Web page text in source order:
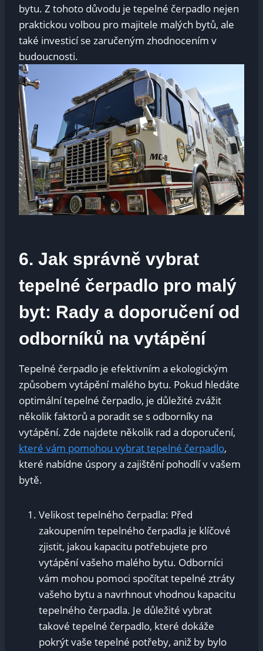
bytu. Z tohoto důvodu je tepelné čerpadlo nejen
praktickou volbou pro majitele malých bytů, ale
také investicí se zaručeným zhodnocením v
budoucnosti.
6. Jak správně vybrat
tepelné čerpadlo pro malý
byt: Rady a doporučení od
odborníků na vytápění
Tepelné čerpadlo je efektivním a ekologickým
způsobem vytápění malého bytu. Pokud hledáte
optimální tepelné čerpadlo, je důležité zvážit
několik faktorů a poradit se s odborníky na
vytápění. Zde najdete několik rad a doporučení,
které vám pomohou vybrat tepelné čerpadlo,
které nabídne úspory a zajištění pohodlí v vašem
bytě.
Velikost tepelného čerpadla: Před
zakoupením tepelného čerpadla je klíčové
zjistit, jakou kapacitu potřebujete pro
vytápění vašeho malého bytu. Odborníci
vám mohou pomoci spočítat tepelné ztráty
vašeho bytu a navrhnout vhodnou kapacitu
tepelného čerpadla. Je důležité vybrat
takové tepelné čerpadlo, které dokáže
pokrýt vaše tepelné potřeby, aniž by bylo